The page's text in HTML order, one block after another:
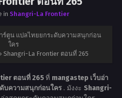
in Shangri-La Frontier
าร์ตูน แปลไทยยกระดับความสนุกก่อน
ใคร
› Shangri-La Frontier ตอนที่ 265
ตอนที่ 265ที่ mangastep เว็บอ่า
บความสนุกก่อนใคร . มังงะ Shangri-